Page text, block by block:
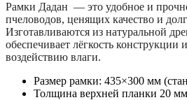
Рамки Дадан — это удобное и
пчеловодов, ценящих качество и
Изготавливаются из натуральной
обеспечивает лёгкость конструкции
воздействию влаги.
Размер рамки: 435×300 мм
Толщина верхней планки 20 мм